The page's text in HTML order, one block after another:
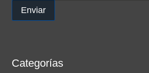
Enviar
Categorías